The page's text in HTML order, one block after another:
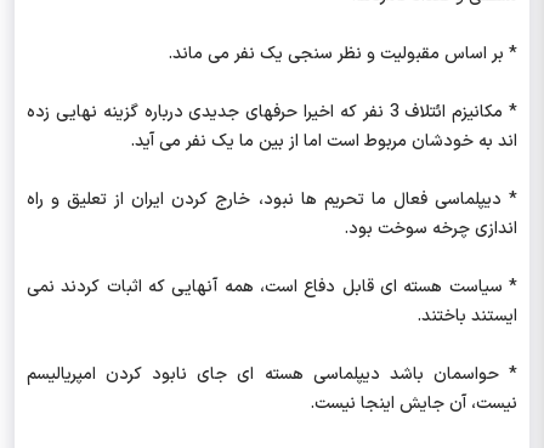
* بر اساس مقبولیت و نظر سنجی یک نفر می ماند.
* مکانیزم ائتلاف 3 نفر که اخیرا حرفهای جدیدی درباره گزینه نهایی زده
اند به خودشان مربوط است اما از بین ما یک نفر می آید.
* دیپلماسی فعال ما تحریم ها نبود، خارج کردن ایران از تعلیق و راه
اندازی چرخه سوخت بود.
* سیاست هسته ای قابل دفاع است، همه آنهایی که اثبات کردند نمی
ایستند باختند.
* حواسمان باشد دیپلماسی هسته ای جای نابود کردن امپریالیسم
نیست، آن جایش اینجا نیست.